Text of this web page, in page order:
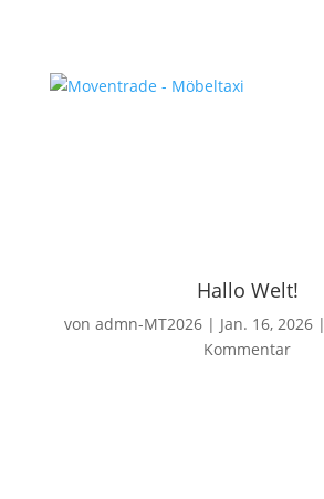
Hallo Welt!
von admn-MT2026| Jan. 16, 2026|
Kommentar